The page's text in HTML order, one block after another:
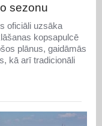
sezonu
oficiāli uzsāka
kopsapulcē
plānus, gaidāmās
kā arī tradicionāli